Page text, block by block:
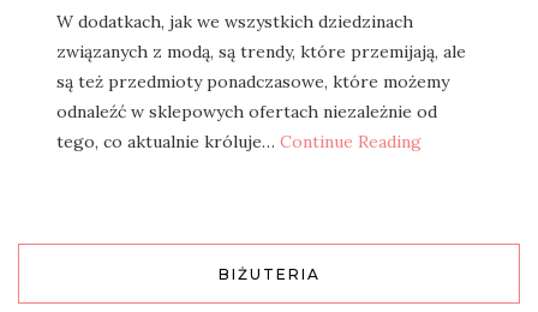
W dodatkach, jak we wszystkich dziedzinach
związanych z modą, są trendy, które przemijają, ale
są też przedmioty ponadczasowe, które możemy
odnaleźć w sklepowych ofertach niezależnie od
tego, co aktualnie króluje… Continue Reading
BIŻUTERIA